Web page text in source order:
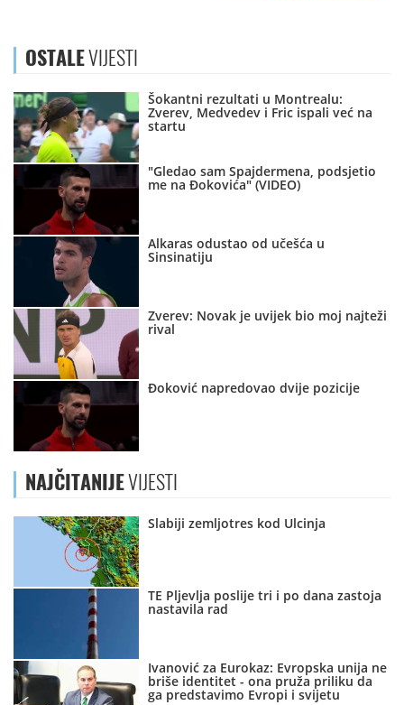
OSTALEVIJESTI
Šokantni rezultati u Montrealu:
Zverev, Medvedev i Fric ispali već na
startu
"Gledao sam Spajdermena, podsjetio
me na Đokovića" (VIDEO)
Alkaras odustao od učešća u
Sinsinatiju
Zverev: Novak je uvijek bio moj najteži
rival
Đoković napredovao dvije pozicije
NAJČITANIJEVIJESTI
Slabiji zemljotres kod Ulcinja
TE Pljevlja poslije tri i po dana zastoja
nastavila rad
Ivanović za Eurokaz: Evropska unija ne
briše identitet - ona pruža priliku da
ga predstavimo Evropi i svijetu